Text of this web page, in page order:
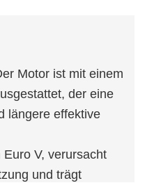
Motor ist mit einem
der eine
längere effektive
V, verursacht
und trägt